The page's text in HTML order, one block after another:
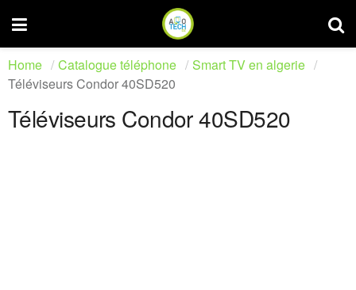
Home Catalogue téléphone
Smart TV en algerie
Téléviseurs Condor 40SD520
Téléviseurs Condor 40SD520